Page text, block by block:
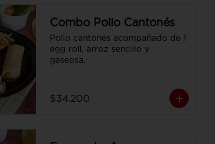
Combo Pollo Cantonés
Pollo cantonés acompañado de 1
egg roll, arroz sencillo y
gaseosa.
$34.200